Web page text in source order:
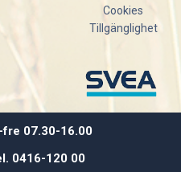
Cookies
Tillgänglighet
07.30-16.00
0416-120 00